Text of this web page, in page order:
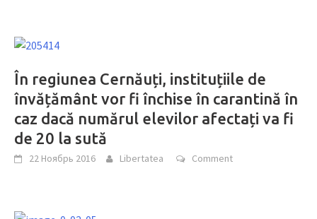
În regiunea Cernăuți, instituțiile de
învățământ vor fi închise în carantină în
caz dacă numărul elevilor afectați va fi
de 20 la sută
22 Ноябрь 2016 Libertatea Comment